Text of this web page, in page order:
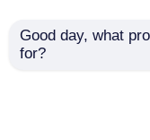
KwaliteitAAC-
Good day, what
for?